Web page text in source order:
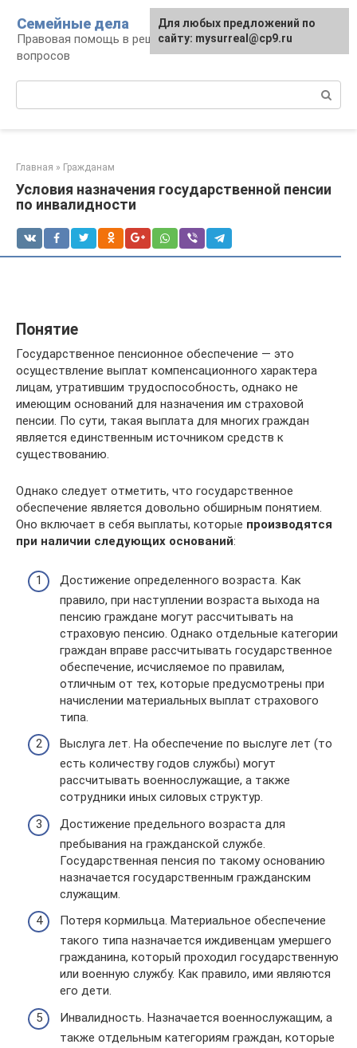
контенту
Семейные дела
Правовая помощь в решении семейных
вопросов
Главная » Гражданам
Условия назначения государственной пенсии
по инвалидности
Понятие
Государственное пенсионное обеспечение — это
осуществление выплат компенсационного характера
лицам, утратившим трудоспособность, однако не
имеющим оснований для назначения им страховой
пенсии. По сути, такая выплата для многих граждан
является единственным источником средств к
существованию.
Однако следует отметить, что государственное
обеспечение является довольно обширным понятием.
Оно включает в себя выплаты, которые производятся
при наличии следующих оснований:
Достижение определенного возраста. Как
правило, при наступлении возраста выхода на
пенсию граждане могут рассчитывать на
страховую пенсию. Однако отдельные категории
граждан вправе рассчитывать государственное
обеспечение, исчисляемое по правилам,
отличным от тех, которые предусмотрены при
начислении материальных выплат страхового
типа.
Выслуга лет. На обеспечение по выслуге лет (то
есть количеству годов службы) могут
рассчитывать военнослужащие, а также
сотрудники иных силовых структур.
Достижение предельного возраста для
пребывания на гражданской службе.
Государственная пенсия по такому основанию
назначается государственным гражданским
служащим.
Потеря кормильца. Материальное обеспечение
такого типа назначается иждивенцам умершего
гражданина, который проходил государственную
или военную службу. Как правило, ими являются
его дети.
Инвалидность. Назначается военнослужащим, а
также отдельным категориям граждан, которые
Для любых предложений по
сайту: mysurreal@cp9.ru